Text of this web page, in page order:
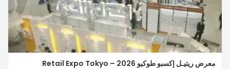
معرض ريتيـل إكسبو طوكيو 2026 – Retail Expo Tokyo